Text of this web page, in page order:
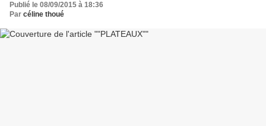
Publié le 08/09/2015 à 18:36
Par céline thoué